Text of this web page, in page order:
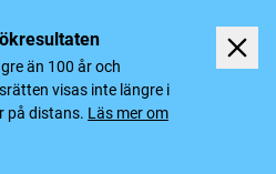
än 100 år och
visas inte längre i
på distans. Läs mer om